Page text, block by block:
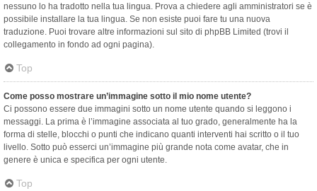
nessuno lo ha tradotto nella tua lingua. Prova a chiedere agli amministratori se è
possibile installare la tua lingua. Se non esiste puoi fare tu una nuova
traduzione. Puoi trovare altre informazioni sul sito di phpBB Limited (trovi il
collegamento in fondo ad ogni pagina).
Top
Come posso mostrare un’immagine sotto il mio nome utente?
Ci possono essere due immagini sotto un nome utente quando si leggono i
messaggi. La prima è l’immagine associata al tuo grado, generalmente ha la
forma di stelle, blocchi o punti che indicano quanti interventi hai scritto o il tuo
livello. Sotto può esserci un’immagine più grande nota come avatar, che in
genere è unica e specifica per ogni utente.
Top